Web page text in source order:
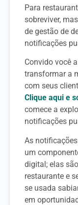
Para
sobreviver,
de gestão de
notificações
Convido você
transformar a
com seus
Clique aqui e
comece a
notificações
As
um
digital; elas
restaurante e
se usada
em